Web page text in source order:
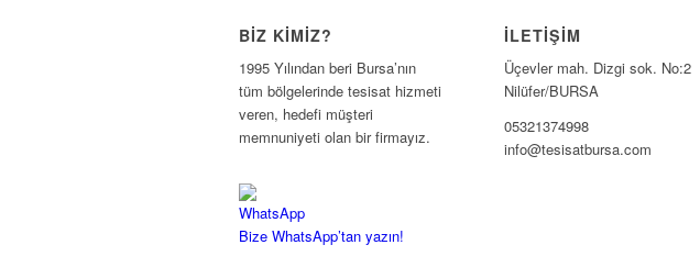
BIZ KIMIZ?
1995 Yılından beri Bursa’nın
tüm bölgelerinde tesisat hizmeti
veren, hedefi müşteri
memnuniyeti olan bir firmayız.
Bize WhatsApp’tan yazın!
İLETİŞİM
Üçevler mah. Dizgi sok. No:2
Nilüfer/BURSA
05321374998
info@tesisatbursa.com